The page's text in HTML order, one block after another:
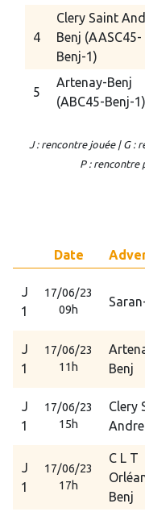
4
Clery Saint
Benj (AASC45-
Benj-1)
5
Artenay-Benj
(ABC45-Benj-1)
J : rencontre jouée | G :
P : rencontre
Date
J
1
17/06/23
09h
J
1
17/06/23
11h
Benj
J
1
17/06/23
15h
Clery
J
1
17/06/23
17h
C L T
Benj